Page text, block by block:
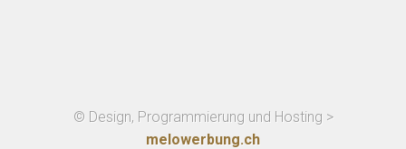
© Design, Programmierung und Hosting >
melowerbung.ch